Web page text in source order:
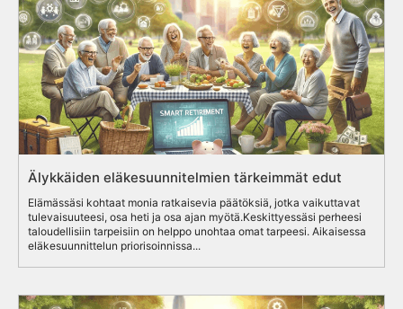
Älykkäiden eläkesuunnitelmien tärkeimmät edut
Elämässäsi kohtaat monia ratkaisevia päätöksiä, jotka vaikuttavat
tulevaisuuteesi, osa heti ja osa ajan myötä.Keskittyessäsi perheesi
taloudellisiin tarpeisiin on helppo unohtaa omat tarpeesi. Aikaisessa
eläkesuunnittelun priorisoinnissa...